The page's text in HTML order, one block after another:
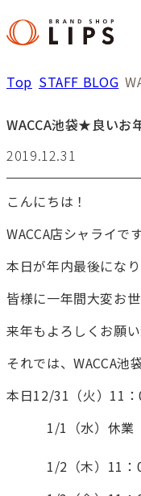
Top STAFF BLOG
WACCA池袋★良いお
2019.12.31
こんにちは！
WACCA店シャライです
本日が年内最後になり
皆様に一年間大変お
来年もよろしくお願
それでは、WACCA
本日12/31（火）11
1/1（水）休業
1/2（木）11：